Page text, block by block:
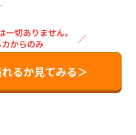
一切ありません。
からのみ
／
るか見てみる＞